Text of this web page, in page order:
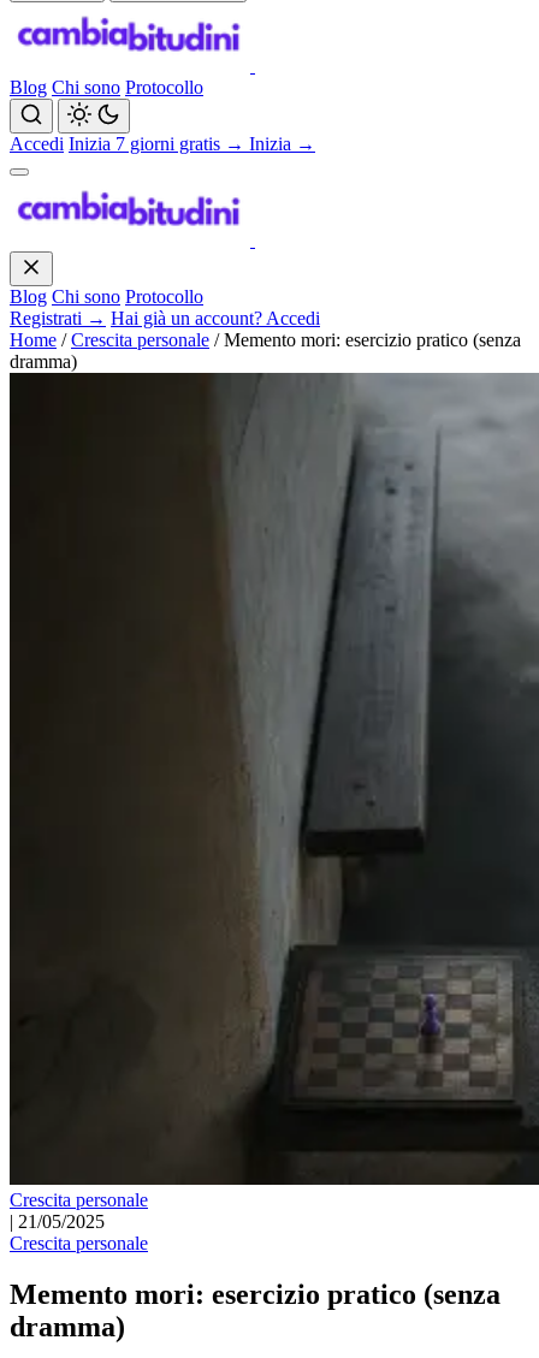
Blog Chi sono Protocollo
Accedi Inizia 7 giorni gratis → Inizia →
Blog Chi sono Protocollo
Registrati → Hai già un account? Accedi
Home / Crescita personale / Memento mori: esercizio pratico (senza
dramma)
Crescita personale
| 21/05/2025
Crescita personale
Memento mori: esercizio pratico (senza
dramma)